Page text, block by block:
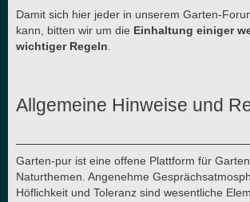
Damit sich hier jeder in unserem Garten-
kann, bitten wir um die Einhaltung einiger
wichtiger Regeln
Allgemeine Hinweise und
Garten-pur ist eine offene Plattform für
Naturthemen. Angenehme
Höflichkeit und Toleranz sind wesentliche